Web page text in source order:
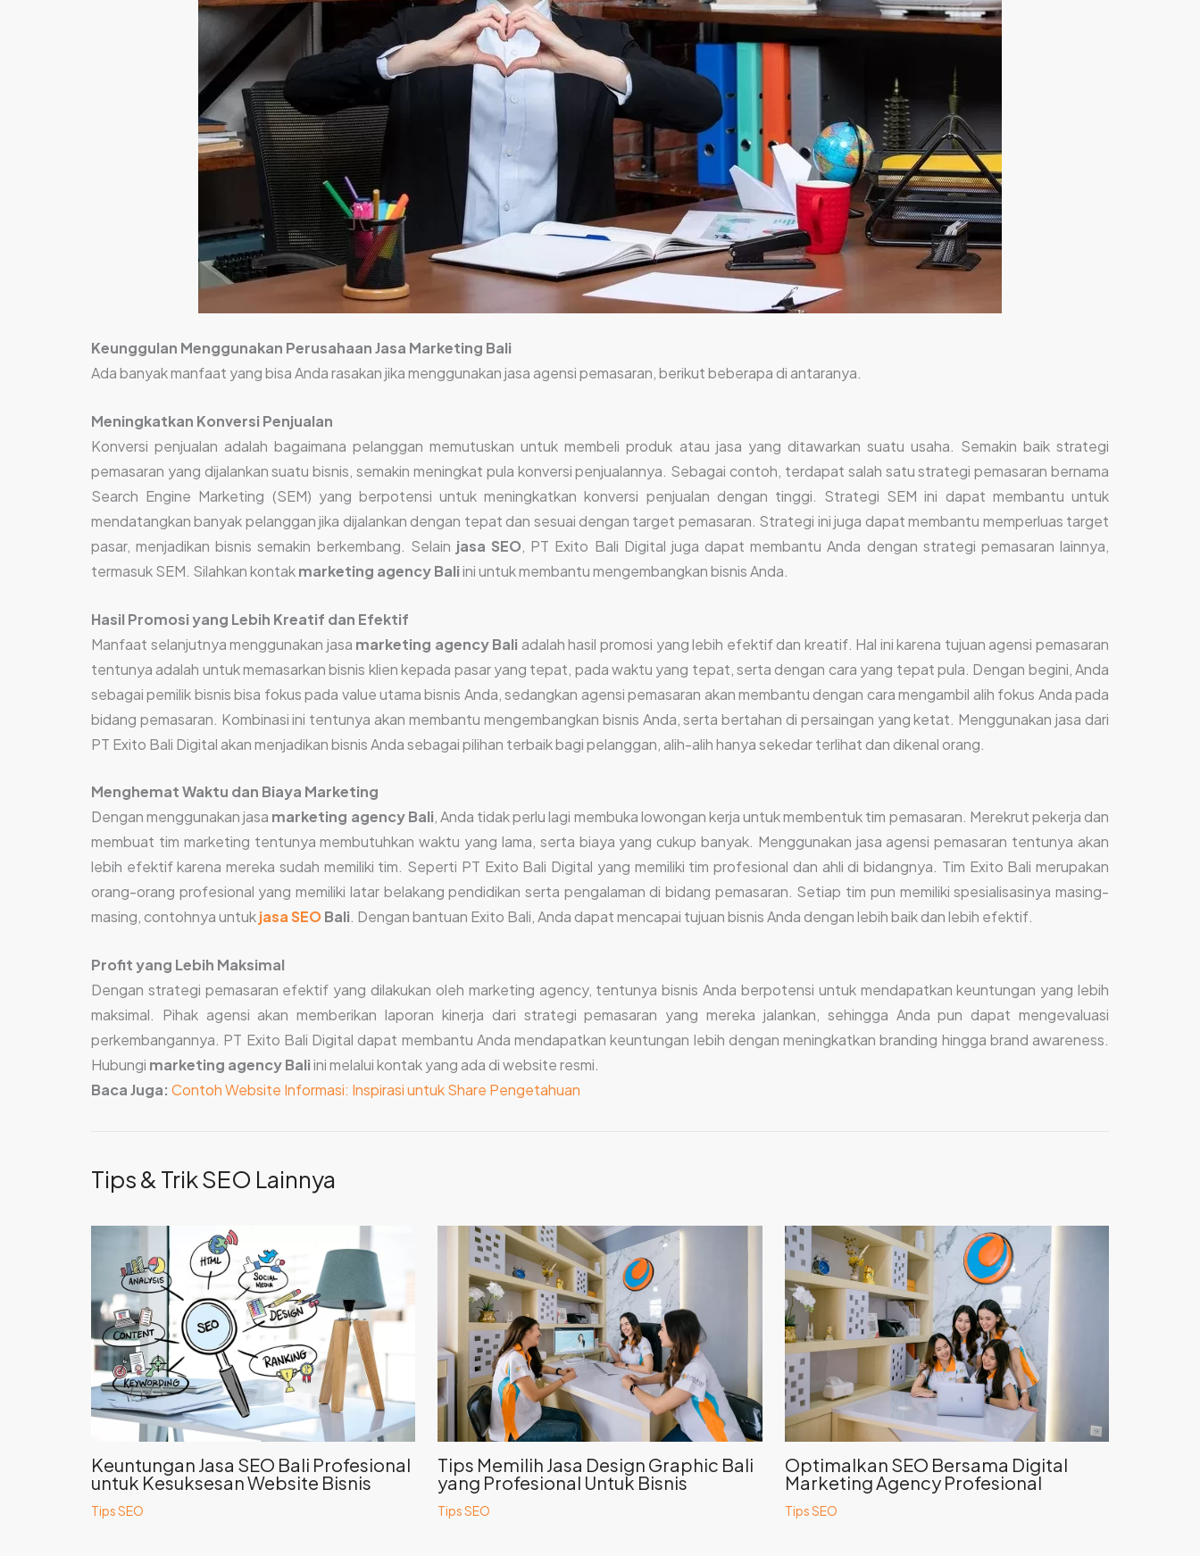
Keunggulan Menggunakan Perusahaan Jasa Marketing Bali
Ada banyak manfaat yang bisa Anda rasakan jika menggunakan jasa agensi pemasaran, berikut beberapa di antaranya.
Meningkatkan Konversi Penjualan
Konversi penjualan adalah bagaimana pelanggan memutuskan untuk membeli produk atau jasa yang ditawarkan suatu usaha. Semakin baik strategi
pemasaran yang dijalankan suatu bisnis, semakin meningkat pula konversi penjualannya. Sebagai contoh, terdapat salah satu strategi pemasaran bernama
Search Engine Marketing (SEM) yang berpotensi untuk meningkatkan konversi penjualan dengan tinggi. Strategi SEM ini dapat membantu untuk
mendatangkan banyak pelanggan jika dijalankan dengan tepat dan sesuai dengan target pemasaran. Strategi ini juga dapat membantu memperluas target
pasar, menjadikan bisnis semakin berkembang. Selain jasa SEO, PT Exito Bali Digital juga dapat membantu Anda dengan strategi pemasaran lainnya,
termasuk SEM. Silahkan kontakmarketing agency Baliini untuk membantu mengembangkan bisnis Anda.
Hasil Promosi yang Lebih Kreatif dan Efektif
Manfaat selanjutnya menggunakan jasa marketing agency Bali adalah hasil promosi yang lebih efektif dan kreatif. Hal ini karena tujuan agensi pemasaran
tentunya adalah untuk memasarkan bisnis klien kepada pasar yang tepat, pada waktu yang tepat, serta dengan cara yang tepat pula. Dengan begini, Anda
sebagai pemilik bisnis bisa fokus pada value utama bisnis Anda, sedangkan agensi pemasaran akan membantu dengan cara mengambil alih fokus Anda pada
bidang pemasaran. Kombinasi ini tentunya akan membantu mengembangkan bisnis Anda, serta bertahan di persaingan yang ketat. Menggunakan jasa dari
PT Exito Bali Digital akan menjadikan bisnis Anda sebagai pilihan terbaik bagi pelanggan, alih-alih hanya sekedar terlihat dan dikenal orang.
Menghemat Waktu dan Biaya Marketing
Dengan menggunakan jasa marketing agency Bali, Anda tidak perlu lagi membuka lowongan kerja untuk membentuk tim pemasaran. Merekrut pekerja dan
membuat tim marketing tentunya membutuhkan waktu yang lama, serta biaya yang cukup banyak. Menggunakan jasa agensi pemasaran tentunya akan
lebih efektif karena mereka sudah memiliki tim. Seperti PT Exito Bali Digital yang memiliki tim profesional dan ahli di bidangnya. Tim Exito Bali merupakan
orang-orang profesional yang memiliki latar belakang pendidikan serta pengalaman di bidang pemasaran. Setiap tim pun memiliki spesialisasinya masing-
masing, contohnya untukjasa SEOBali. Dengan bantuan Exito Bali, Anda dapat mencapai tujuan bisnis Anda dengan lebih baik dan lebih efektif.
Profit yang Lebih Maksimal
Dengan strategi pemasaran efektif yang dilakukan oleh marketing agency, tentunya bisnis Anda berpotensi untuk mendapatkan keuntungan yang lebih
maksimal. Pihak agensi akan memberikan laporan kinerja dari strategi pemasaran yang mereka jalankan, sehingga Anda pun dapat mengevaluasi
perkembangannya. PT Exito Bali Digital dapat membantu Anda mendapatkan keuntungan lebih dengan meningkatkan branding hingga brand awareness.
Hubungi marketing agency Baliini melalui kontak yang ada di website resmi.
Baca Juga: Contoh Website Informasi: Inspirasi untuk Share Pengetahuan
Tips & Trik SEO Lainnya
Keuntungan Jasa SEO Bali Profesional
untuk Kesuksesan Website Bisnis
Tips SEO
Tips Memilih Jasa Design Graphic Bali
yang Profesional Untuk Bisnis
Tips SEO
Optimalkan SEO Bersama Digital
Marketing Agency Profesional
Tips SEO